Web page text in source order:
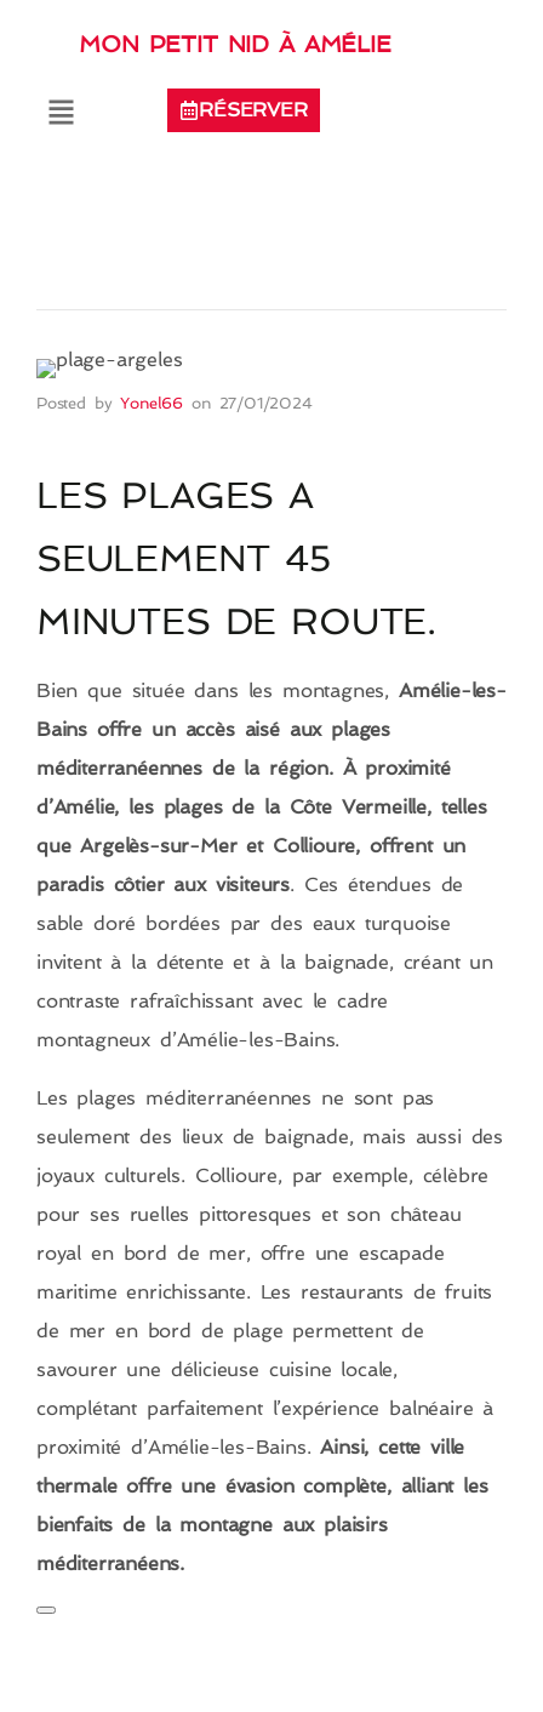
MON PETIT NID À AMÉLIE
RÉSERVER
Posted byYonel66 on 27/01/2024
LES PLAGES A
SEULEMENT 45
MINUTES DE ROUTE.
Bien que située dans les montagnes, Amélie-les-
Bains offre un accès aisé aux plages
méditerranéennes de la région. À proximité
d’Amélie, les plages de la Côte Vermeille, telles
que Argelès-sur-Mer et Collioure, offrent un
paradis côtier aux visiteurs. Ces étendues de
sable doré bordées par des eaux turquoise
invitent à la détente et à la baignade, créant un
contraste rafraîchissant avec le cadre
montagneux d’Amélie-les-Bains.
Les plages méditerranéennes ne sont pas
seulement des lieux de baignade, mais aussi des
joyaux culturels. Collioure, par exemple, célèbre
pour ses ruelles pittoresques et son château
royal en bord de mer, offre une escapade
maritime enrichissante. Les restaurants de fruits
de mer en bord de plage permettent de
savourer une délicieuse cuisine locale,
complétant parfaitement l’expérience balnéaire à
proximité d’Amélie-les-Bains.Ainsi, cette ville
thermale offre une évasion complète, alliant les
bienfaits de la montagne aux plaisirs
méditerranéens.